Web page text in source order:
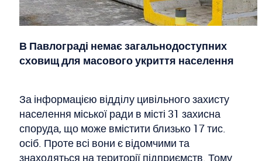
В Павлограді немає загальнодоступних
сховищ для масового укриття населення
За інформацією відділу цивільного захисту
населення міської ради в місті 31 захисна
споруда, що може вмістити близько 17 тис.
осіб. Проте всі вони є відомчими та
знаходяться на території підприємств. Тому